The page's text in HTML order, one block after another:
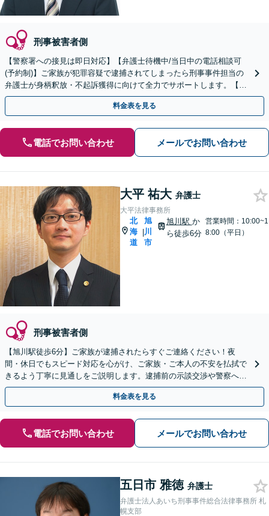
刑事被害者側
【警察署への接見は即日対応】【弁護士待機中/当日中の電話相談可
(予約制)】ご家族が犯罪容疑で逮捕されてしまったら刑事事件担当の
弁護士が身柄釈放・不起訴獲得に向けて全力でサポートします。【毎
月100名以上の相談実績】【札幌対応】
料金表を見る
電話でお問い合わせ メールでお問い合わせ
大平 祐大 弁護士
大平法律事務所
北
海
道
|
旭
川
市
旭川駅 か
ら徒歩6分
営業時間：10:00~1
8:00（平日）
刑事被害者側
【旭川駅徒歩6分】ご家族が逮捕されたらすぐご連絡ください！夜
間・休日でもスピード対応を心がけ、ご家族・ご本人の不安を払拭で
きるよう丁寧に見通しをご説明します。逮捕前の示談交渉や警察への
出頭などのご相談もおまかせください。
料金表を見る
電話でお問い合わせ メールでお問い合わせ
五日市 雅徳 弁護士
弁護士法人あいち刑事事件総合法律事務所 札
幌支部